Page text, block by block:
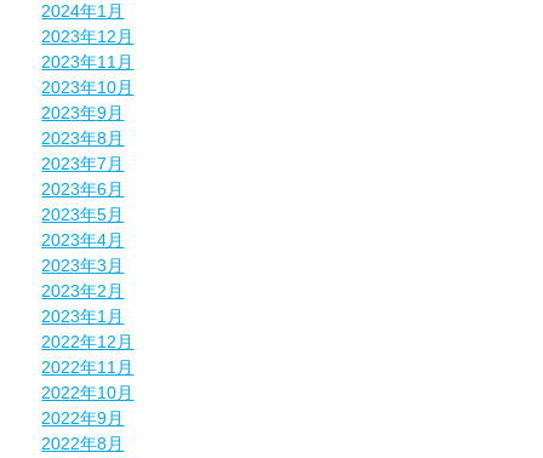
2024年1月
2023年12月
2023年11月
2023年10月
2023年9月
2023年8月
2023年7月
2023年6月
2023年5月
2023年4月
2023年3月
2023年2月
2023年1月
2022年12月
2022年11月
2022年10月
2022年9月
2022年8月